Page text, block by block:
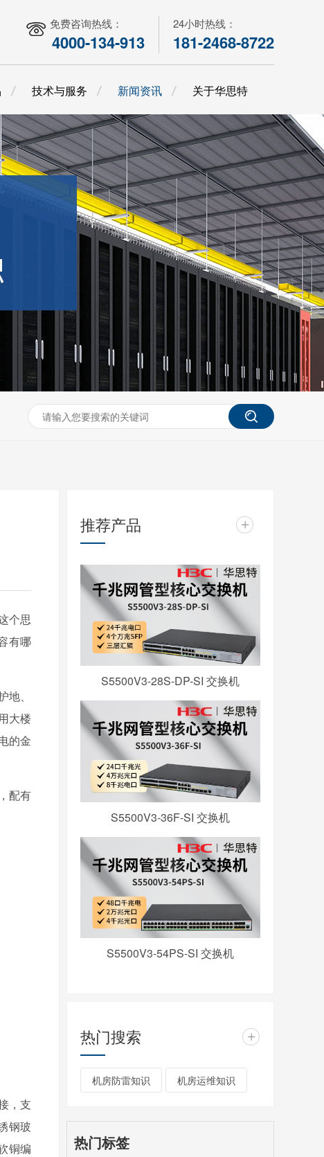
24小时热线：
181-2468-8722
免费咨询热线：
4000-134-913
技术与服务 新闻资讯 关于华思特
个思
有哪
、
大楼
的金
配有
，支
钢玻
铜编
推荐产品 +
S5500V3-28S-DP-SI 交换机
S5500V3-36F-SI 交换机
S5500V3-54PS-SI 交换机
热门搜索 +
机房防雷知识 机房运维知识
热门标签